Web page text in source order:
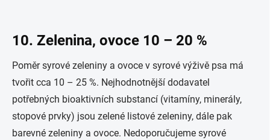
10. Zelenina, ovoce 10 – 20 %
Poměr syrové zeleniny a ovoce v syrové výživě psa má
tvořit cca 10 – 25 %. Nejhodnotnější dodavatel
potřebných bioaktivních substancí (vitamíny, minerály,
stopové prvky) jsou zelené listové zeleniny, dále pak
barevné zeleniny a ovoce. Nedoporučujeme syrové